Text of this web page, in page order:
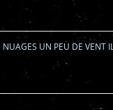
Aller au
UN PEU DE VENT